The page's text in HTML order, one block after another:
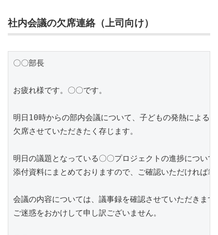
社内会議の欠席連絡（上司向け）
〇〇部長
お疲れ様です。〇〇です。
明日10時からの部内会議について、子どもの発熱による
欠席させていただきたく存じます。
明日の議題となっている〇〇プロジェクトの進捗について
添付資料にまとめておりますので、ご確認いただければ幸
会議の内容については、議事録を確認させていただきます
ご迷惑をおかけして申し訳ございません。